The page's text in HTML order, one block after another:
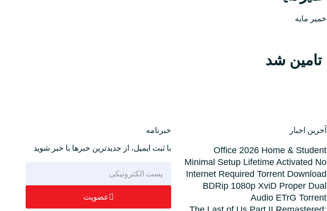
خمیر مایه
تامین شد
آخرین اخبار
Office 2026 Home & Student
Minimal Setup Lifetime Activated No
Internet Required Torrent Downloаd
BDRip 1080p XviD Proper Dual
Audio ETrG Torrent
خبرنامه
با ثبت ایمیل، از جدید‌ترین خبرها با‌ خبر شوید
عضویت